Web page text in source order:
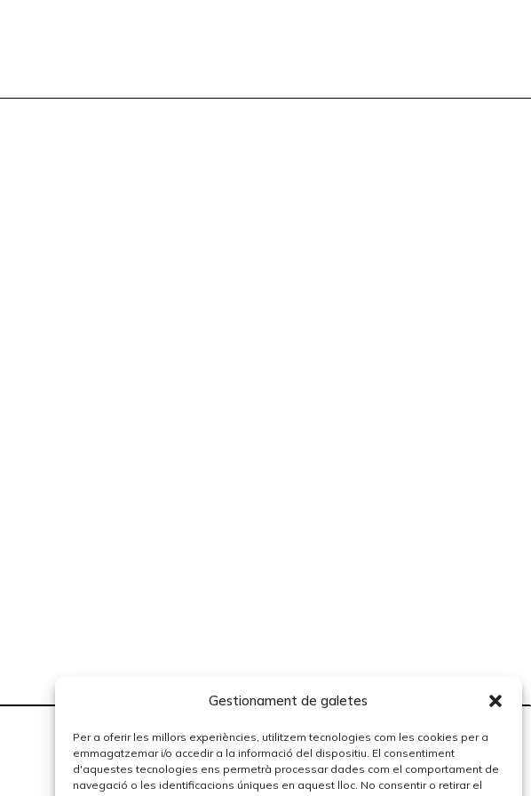
Gestionament de galetes
Per a oferir les millors experiències, utilitzem tecnologies com les cookies per a
emmagatzemar i/o accedir a la informació del dispositiu. El consentiment
d'aquestes tecnologies ens permetrà processar dades com el comportament de
navegació o les identificacions úniques en aquest lloc. No consentir o retirar el